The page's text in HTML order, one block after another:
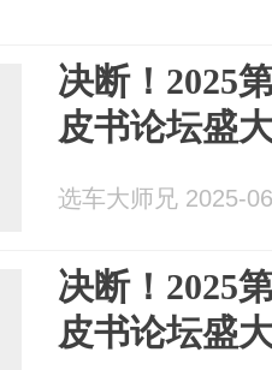
决断！2025
皮书论坛盛
选车大师兄 2025-
决断！2025
皮书论坛盛